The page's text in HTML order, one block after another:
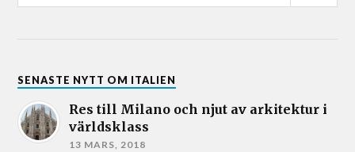
SENASTE NYTT OM ITALIEN
Res till Milano och njut av arkitektur i
världsklass
13 MARS, 2018